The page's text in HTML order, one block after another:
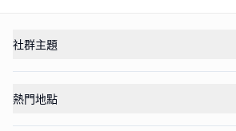
社群主題
熱門地點